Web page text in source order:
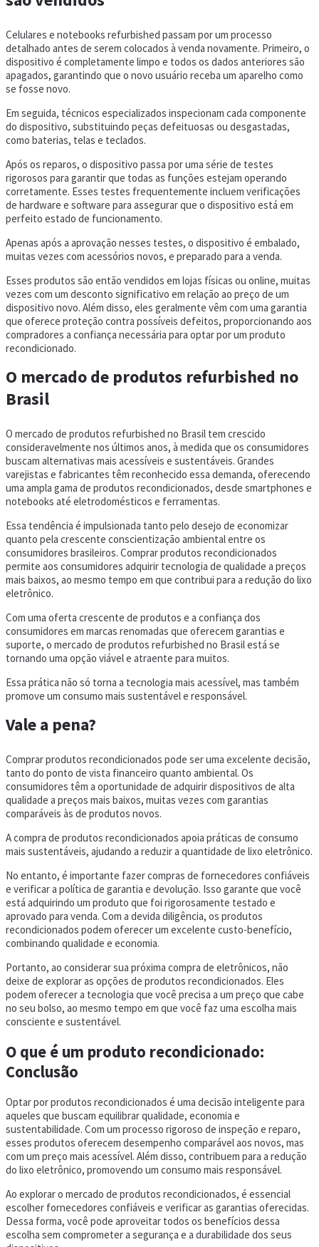
Celulares e notebooks refurbished passam por um processo
detalhado antes de serem colocados à venda novamente. Primeiro, o
dispositivo é completamente limpo e todos os dados anteriores são
apagados, garantindo que o novo usuário receba um aparelho como
se fosse novo.
Em seguida, técnicos especializados inspecionam cada componente
do dispositivo, substituindo peças defeituosas ou desgastadas,
como baterias, telas e teclados.
Após os reparos, o dispositivo passa por uma série de testes
rigorosos para garantir que todas as funções estejam operando
corretamente. Esses testes frequentemente incluem verificações
de hardware e software para assegurar que o dispositivo está em
perfeito estado de funcionamento.
Apenas após a aprovação nesses testes, o dispositivo é embalado,
muitas vezes com acessórios novos, e preparado para a venda.
Esses produtos são então vendidos em lojas físicas ou online, muitas
vezes com um desconto significativo em relação ao preço de um
dispositivo novo. Além disso, eles geralmente vêm com uma garantia
que oferece proteção contra possíveis defeitos, proporcionando aos
compradores a confiança necessária para optar por um produto
recondicionado.
O mercado de produtos refurbished no
Brasil
O mercado de produtos refurbished no Brasil tem crescido
consideravelmente nos últimos anos, à medida que os consumidores
buscam alternativas mais acessíveis e sustentáveis. Grandes
varejistas e fabricantes têm reconhecido essa demanda, oferecendo
uma ampla gama de produtos recondicionados, desde smartphones e
notebooks até eletrodomésticos e ferramentas.
Essa tendência é impulsionada tanto pelo desejo de economizar
quanto pela crescente conscientização ambiental entre os
consumidores brasileiros. Comprar produtos recondicionados
permite aos consumidores adquirir tecnologia de qualidade a preços
mais baixos, ao mesmo tempo em que contribui para a redução do lixo
eletrônico.
Com uma oferta crescente de produtos e a confiança dos
consumidores em marcas renomadas que oferecem garantias e
suporte, o mercado de produtos refurbished no Brasil está se
tornando uma opção viável e atraente para muitos.
Essa prática não só torna a tecnologia mais acessível, mas também
promove um consumo mais sustentável e responsável.
Vale a pena?
Comprar produtos recondicionados pode ser uma excelente decisão,
tanto do ponto de vista financeiro quanto ambiental. Os
consumidores têm a oportunidade de adquirir dispositivos de alta
qualidade a preços mais baixos, muitas vezes com garantias
comparáveis às de produtos novos.
A compra de produtos recondicionados apoia práticas de consumo
mais sustentáveis, ajudando a reduzir a quantidade de lixo eletrônico.
No entanto, é importante fazer compras de fornecedores confiáveis
e verificar a política de garantia e devolução. Isso garante que você
está adquirindo um produto que foi rigorosamente testado e
aprovado para venda. Com a devida diligência, os produtos
recondicionados podem oferecer um excelente custo-benefício,
combinando qualidade e economia.
Portanto, ao considerar sua próxima compra de eletrônicos, não
deixe de explorar as opções de produtos recondicionados. Eles
podem oferecer a tecnologia que você precisa a um preço que cabe
no seu bolso, ao mesmo tempo em que você faz uma escolha mais
consciente e sustentável.
O que é um produto recondicionado:
Conclusão
Optar por produtos recondicionados é uma decisão inteligente para
aqueles que buscam equilibrar qualidade, economia e
sustentabilidade. Com um processo rigoroso de inspeção e reparo,
esses produtos oferecem desempenho comparável aos novos, mas
com um preço mais acessível. Além disso, contribuem para a redução
do lixo eletrônico, promovendo um consumo mais responsável.
Ao explorar o mercado de produtos recondicionados, é essencial
escolher fornecedores confiáveis e verificar as garantias oferecidas.
Dessa forma, você pode aproveitar todos os benefícios dessa
escolha sem comprometer a segurança e a durabilidade dos seus